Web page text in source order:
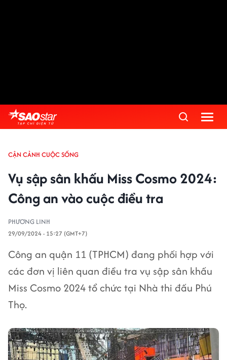
CẬN CẢNH CUỘC SỐNG
Vụ sập sân khấu Miss Cosmo 2024:
Công an vào cuộc điều tra
PHƯƠNG LINH
29/09/2024 - 15:27 (GMT+7)
Công an quận 11 (TPHCM) đang phối hợp với
các đơn vị liên quan điều tra vụ sập sân khấu
Miss Cosmo 2024 tổ chức tại Nhà thi đấu Phú
Thọ.